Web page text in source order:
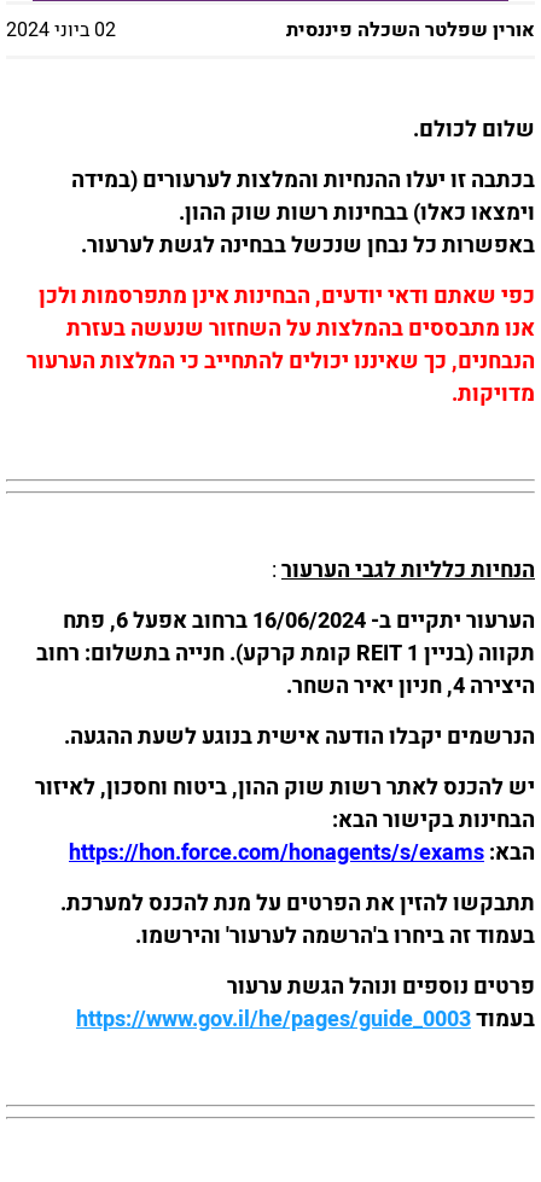
אורין שפלטר השכלה פיננסית 02 ביוני 2024
שלום לכולם.
בכתבה זו יעלו ההנחיות והמלצות לערעורים (במידה
וימצאו כאלו) בבחינות רשות שוק ההון.
באפשרות כל נבחן שנכשל בבחינה לגשת לערעור.
כפי שאתם ודאי יודעים, הבחינות אינן מתפרסמות ולכן
אנו מתבססים בהמלצות על השחזור שנעשה בעזרת
הנבחנים, כך שאיננו יכולים להתחייב כי המלצות הערעור
מדויקות.
הנחיות כלליות לגבי הערעור:
הערעור יתקיים ב- 16/06/2024 ברחוב אפעל 6, פתח
תקווה (בניין REIT 1 קומת קרקע). חנייה בתשלום: רחוב
היצירה 4, חניון יאיר השחר.
הנרשמים יקבלו הודעה אישית בנוגע לשעת ההגעה.
יש להכנס לאתר רשות שוק ההון, ביטוח וחסכון, לאיזור
הבחינות בקישור הבא:
הבא:https://hon.force.com/honagents/s/exams
תתבקשו להזין את הפרטים על מנת להכנס למערכת.
בעמוד זה ביחרו ב'הרשמה לערעור' והירשמו.
פרטים נוספים ונוהל הגשת ערעור
בעמודhttps://www.gov.il/he/pages/guide_0003